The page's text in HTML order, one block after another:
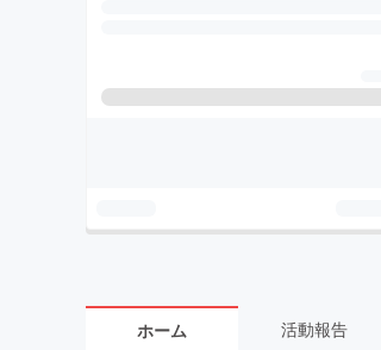
ホーム 活動報告